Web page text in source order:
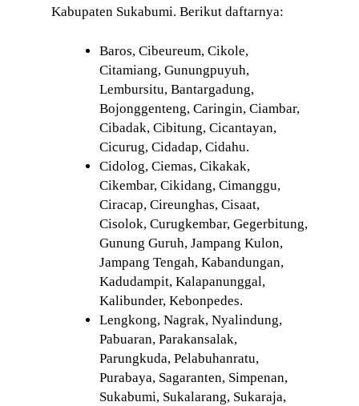
Kabupaten Sukabumi. Berikut daftarnya:
Baros, Cibeureum, Cikole,
Citamiang, Gunungpuyuh,
Lembursitu, Bantargadung,
Bojonggenteng, Caringin, Ciambar,
Cibadak, Cibitung, Cicantayan,
Cicurug, Cidadap, Cidahu.
Cidolog, Ciemas, Cikakak,
Cikembar, Cikidang, Cimanggu,
Ciracap, Cireunghas, Cisaat,
Cisolok, Curugkembar, Gegerbitung,
Gunung Guruh, Jampang Kulon,
Jampang Tengah, Kabandungan,
Kadudampit, Kalapanunggal,
Kalibunder, Kebonpedes.
Lengkong, Nagrak, Nyalindung,
Pabuaran, Parakansalak,
Parungkuda, Pelabuhanratu,
Purabaya, Sagaranten, Simpenan,
Sukabumi, Sukalarang, Sukaraja,